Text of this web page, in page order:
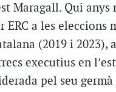
Maragall. Qui anys
ERC a les eleccions
(2019 i 2023),
executius en
pel seu germà